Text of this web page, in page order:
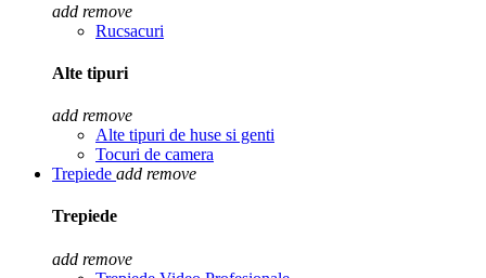
add remove
Rucsacuri
Alte tipuri
add remove
Alte tipuri de huse si genti
Tocuri de camera
Trepiede add remove
Trepiede
add remove